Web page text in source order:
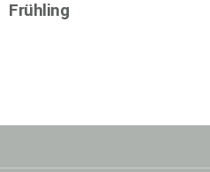
Frühling